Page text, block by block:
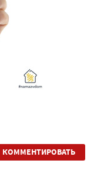
КОММЕНТИРОВАТЬ